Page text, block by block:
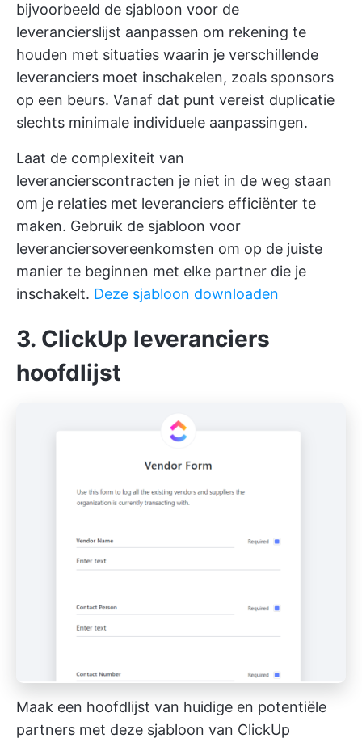
bijvoorbeeld de sjabloon voor de
leverancierslijst aanpassen om rekening te
houden met situaties waarin je verschillende
leveranciers moet inschakelen, zoals sponsors
op een beurs. Vanaf dat punt vereist duplicatie
slechts minimale individuele aanpassingen.
Laat de complexiteit van
leverancierscontracten je niet in de weg staan
om je relaties met leveranciers efficiënter te
maken. Gebruik de sjabloon voor
leveranciersovereenkomsten om op de juiste
manier te beginnen met elke partner die je
inschakelt. Deze sjabloon downloaden
3. ClickUp leveranciers
hoofdlijst
Maak een hoofdlijst van huidige en potentiële
partners met deze sjabloon van ClickUp